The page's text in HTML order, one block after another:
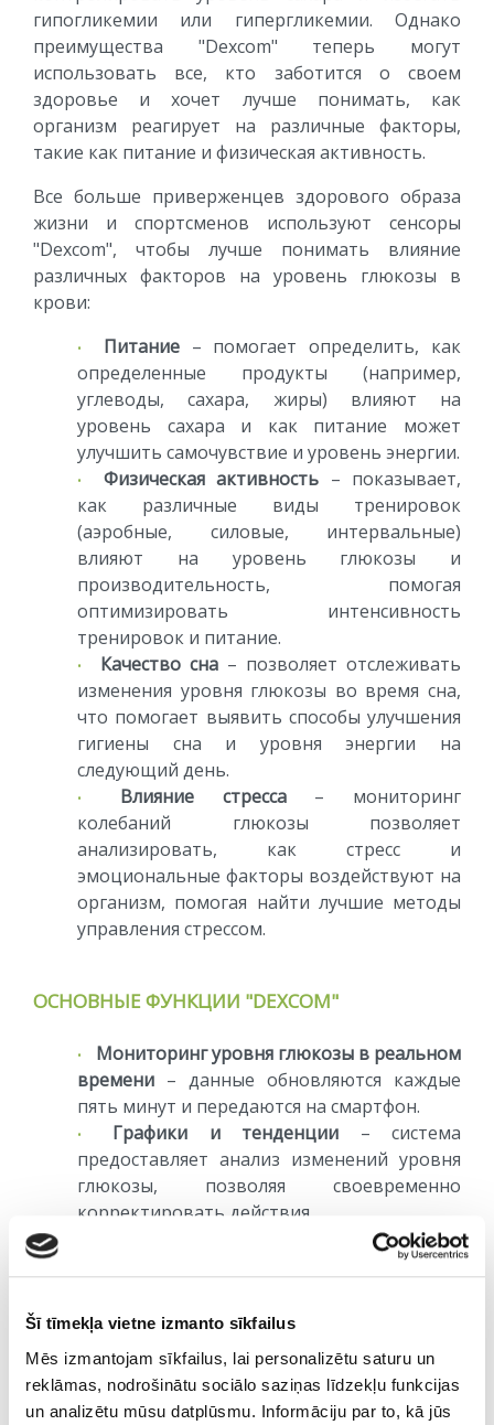
Šī tīmekļa vietne izmanto sīkfailus
Mēs izmantojam sīkfailus, lai personalizētu saturu un
reklāmas, nodrošinātu sociālo saziņas līdzekļu funkcijas
un analizētu mūsu datplūsmu. Informāciju par to, kā jūs
гипогликемии или гипергликемии. Однако
преимущества "Dexcom" теперь могут
использовать все, кто заботится о своем
здоровье и хочет лучше понимать, как
организм реагирует на различные факторы,
такие как питание и физическая активность.
Все больше приверженцев здорового образа
жизни и спортсменов используют сенсоры
"Dexcom", чтобы лучше понимать влияние
различных факторов на уровень глюкозы в
крови:
Питание– помогает определить, как
определенные продукты (например,
углеводы, сахара, жиры) влияют на
уровень сахара и как питание может
улучшить самочувствие и уровень энергии.
Физическая активность – показывает,
как различные виды тренировок
(аэробные, силовые, интервальные)
влияют на уровень глюкозы и
производительность, помогая
оптимизировать интенсивность
тренировок и питание.
Качество сна – позволяет отслеживать
изменения уровня глюкозы во время сна,
что помогает выявить способы улучшения
гигиены сна и уровня энергии на
следующий день.
Влияние стресса– мониторинг
колебаний глюкозы позволяет
анализировать, как стресс и
эмоциональные факторы воздействуют на
организм, помогая найти лучшие методы
управления стрессом.
ОСНОВНЫЕ ФУНКЦИИ "DEXCOM"
Мониторинг уровня глюкозы в реальном
времени – данные обновляются каждые
пять минут и передаются на смартфон.
Графики и тенденции – система
предоставляет анализ изменений уровня
глюкозы, позволяя своевременно
корректировать действия.
Оповещения и уведомления–
пользователь получает предупреждения
снижении уровня сахара.
сенсорные данные могут дистанционно
отслеживать члены семьи или